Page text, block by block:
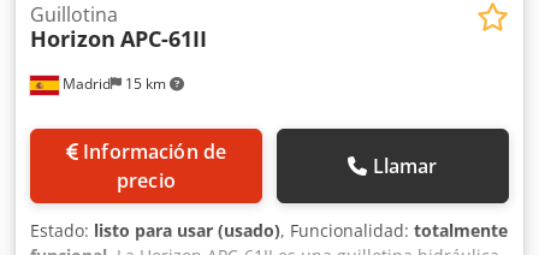
Madrid 15 km
Guillotina
Horizon APC-61II
Información de
precio
Llamar
Estado: listo para usar (usado), Funcionalidad: totalmente